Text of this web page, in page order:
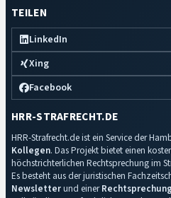
TEILEN
LinkedIn
Xing
Facebook
HRR-STRAFRECHT.DE
HRR-Strafrecht.de ist ein Service der
Kollegen. Das Projekt bietet einen
höchstrichterlichen Rechtsprechung im
Es besteht aus der juristischen
Newsletterund einer